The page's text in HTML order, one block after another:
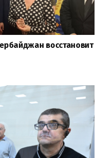
восстановит